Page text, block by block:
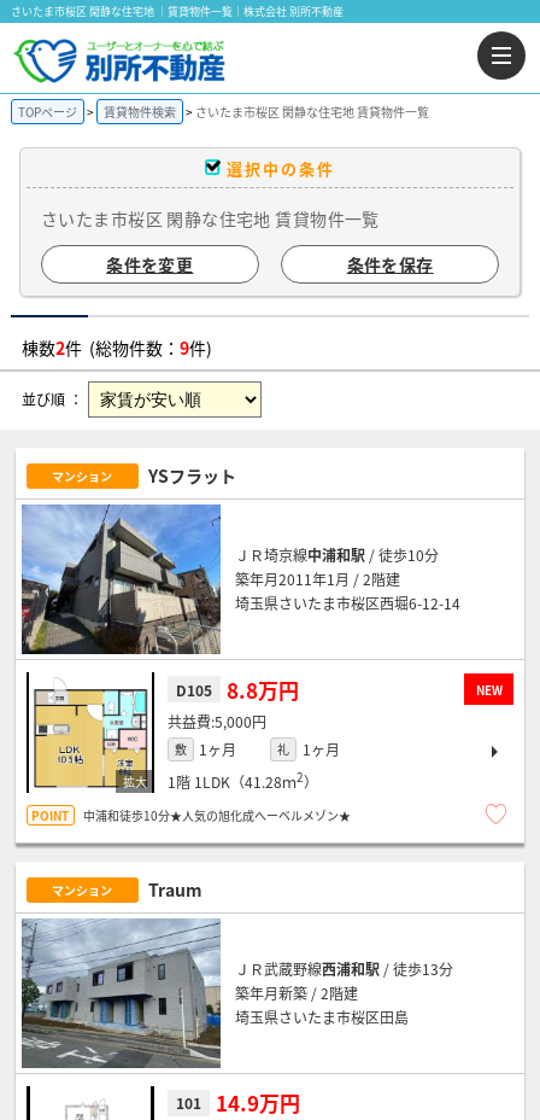
さいたま市桜区 閑静な住宅地 ｜賃貸物件一覧｜株式会社 別所不動産
TOPページ 賃貸物件検索 さいたま市桜区 閑静な住宅地 賃貸物件一覧
選択中の条件
さいたま市桜区 閑静な住宅地 賃貸物件一覧
条件を変更
条件を保存
棟数2件 (総物件数： 9件)
並び順 ：
マンション YSフラット
ＪＲ埼京線中浦和駅 / 徒歩10分
築年月2011年1月 / 2階建
埼玉県さいたま市桜区西堀6-12-14
NEW
D105 8.8万円
5,000円
敷 1ヶ月 礼
1ヶ月
1階 1LDK（41.28ｍ2）
中浦和徒歩10分★人気の旭化成へーベルメゾン★
マンション Traum
ＪＲ武蔵野線西浦和駅 / 徒歩13分
築年月新築 / 2階建
埼玉県さいたま市桜区田島
101 14.9万円